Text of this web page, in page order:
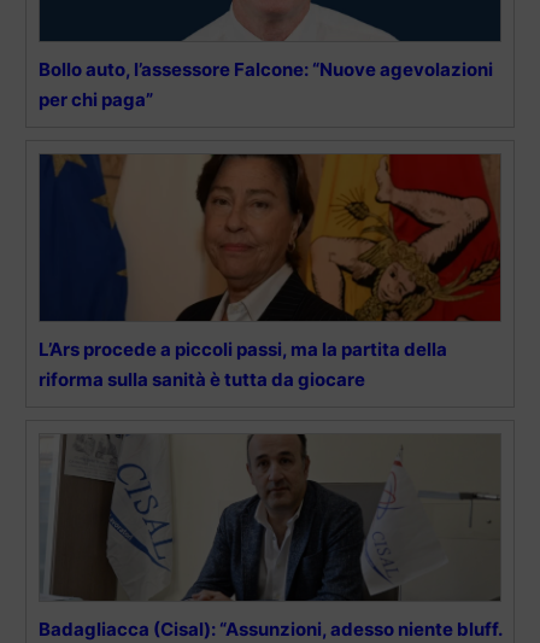
Bollo auto, l’assessore Falcone: “Nuove agevolazioni
per chi paga”
L’Ars procede a piccoli passi, ma la partita della
riforma sulla sanità è tutta da giocare
Badagliacca (Cisal): “Assunzioni, adesso niente bluff.